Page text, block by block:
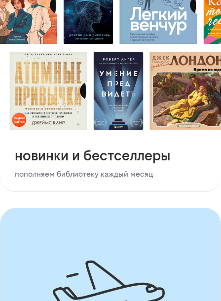
новинки и бестселлеры
пополняем библиотеку каждый месяц